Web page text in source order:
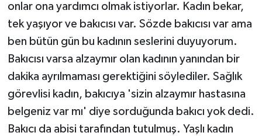
onlar ona yardımcı olmak istiyorlar. Kadın bekar,
tek yaşıyor ve bakıcısı var. Sözde bakıcısı var ama
ben bütün gün bu kadının seslerini duyuyorum.
Bakıcısı varsa alzaymır olan kadının yanından bir
dakika ayrılmaması gerektiğini söylediler. Sağlık
görevlisi kadın, bakıcıya 'sizin alzaymır hastasına
belgeniz var mı' diye sorduğunda bakıcı yok dedi.
Bakıcı da abisi tarafından tutulmuş. Yaşlı kadın